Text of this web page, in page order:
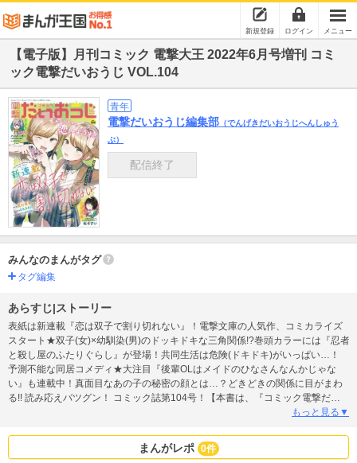
新規登録 ログイン メニュー
【電子版】月刊コミック 電撃大王 2022年6月号増刊 コミ
ック電撃だいおうじ VOL.104
青年
電撃だいおうじ編集部 （でんげきだいおうじへんしゅう
ぶ）
配信終了
みんなのまんがタグ
タグ編集
あらすじ|ストーリー
表紙は新連載『恋は双子で割り切れない』！電撃文庫の人気作、コミカライズ
スタート★双子(女)×幼馴染(男)のドッキドキな三角関係!?巻頭カラーには『忍者
と殺し屋のふたりぐらし』が登場！共同生活は危険(ドキドキ)がいっぱい…！
予測不能な同居コメディ★大注目『後輩OLはメイドのひなさんなんかじゃな
い』も連載中！真面目なあの子の秘密の顔とは…？どきどきの関係に目がまわ
る!! 読み応えバツグン！ コミック誌第104号！【本書は、『コミック電撃だい
おうじVOL.104』を電子配信用に再構築したものです。電子化に伴い、一部省
ませんのでご注意ください。 本文中に掲載されている情報、価格は、2022年4
月現在のものです。掲載されているキャンペーン、商品の予約受付、イベント
もっと見る▼
まんがレポ 0件